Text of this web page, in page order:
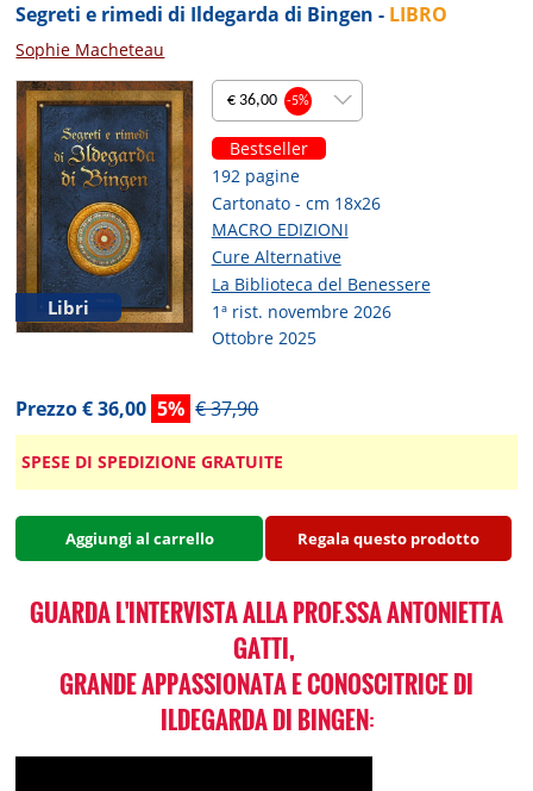
Segreti e rimedi di Ildegarda di Bingen - LIBRO
Sophie Macheteau
Libri
€ 36,00-5%
Bestseller
192 pagine
Cartonato - cm 18x26
MACRO EDIZIONI
Cure Alternative
La Biblioteca del Benessere
1ª rist. novembre 2026
Ottobre 2025
Prezzo € 36,00 5% € 37,90
SPESE DI SPEDIZIONE GRATUITE
Aggiungi al carrello Regala questo prodotto
GUARDA L'INTERVISTA ALLA PROF.SSA ANTONIETTA
GATTI,
GRANDE APPASSIONATA E CONOSCITRICE DI
ILDEGARDA DI BINGEN: